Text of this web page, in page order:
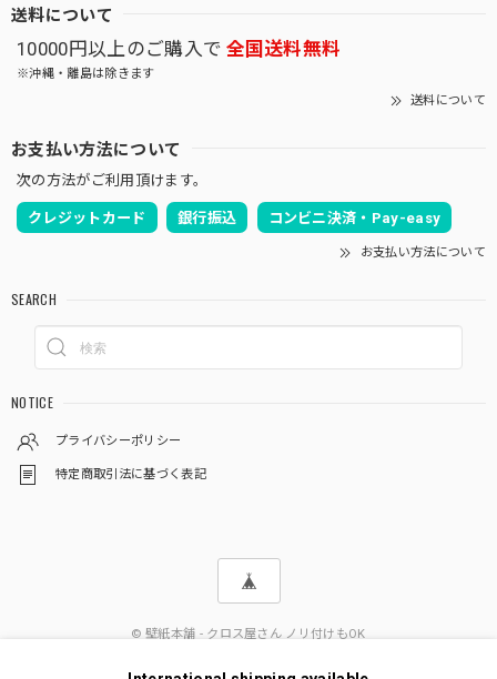
送料について
10000円以上のご購入で 全国送料無料
※沖縄・離島は除きます
送料について
お支払い方法について
次の方法がご利用頂けます。
クレジットカード 銀行振込 コンビニ決済・Pay-easy
お支払い方法について
SEARCH
NOTICE
プライバシーポリシー
特定商取引法に基づく表記
© 壁紙本舗 - クロス屋さん ノリ付けもOK